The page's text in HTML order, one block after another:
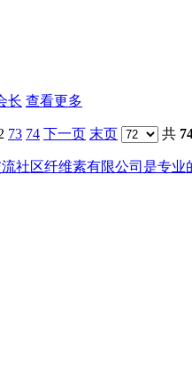
长 查看更多
73 74 下一页 末页 共
社区纤维素有限公司是专业